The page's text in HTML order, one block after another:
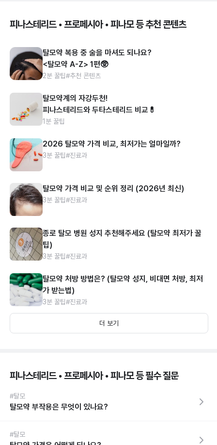
피나스테리드 • 프로페시아 • 피나모 등 추천 콘텐츠
탈모약 복용 중 술을 마셔도 되나요?
<탈모약 A-Z> 1편🥸
2분 꿀팁#추천 콘텐츠
탈모약계의 자강두천!
피나스테리드와 두타스테리드 비교💊
1분 꿀팁
2026 탈모약 가격 비교, 최저가는 얼마일까?
3분 꿀팁#진료과
탈모약 가격 비교 및 순위 정리 (2026년 최신)
3분 꿀팁#진료과
종로 탈모 병원 성지 추천해주세요 (탈모약 최저가 꿀
팁)
3분 꿀팁#진료과
탈모약 처방 방법은? (탈모약 성지, 비대면 처방, 최저
가 받는법)
3분 꿀팁#진료과
더 보기
피나스테리드 • 프로페시아 • 피나모 등 필수 질문
#탈모
탈모약 부작용은 무엇이 있나요?
#탈모